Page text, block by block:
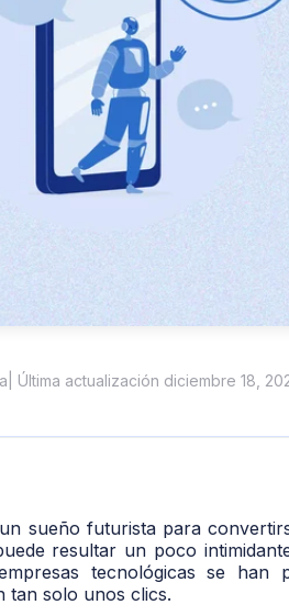
| Última actualización diciembre 18,
sueño futurista para
resultar un poco
tecnológicas se han
tan solo unos clics.